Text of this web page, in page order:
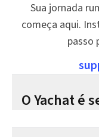
Sua jornada
começa aqui.
passo
O Yachat é